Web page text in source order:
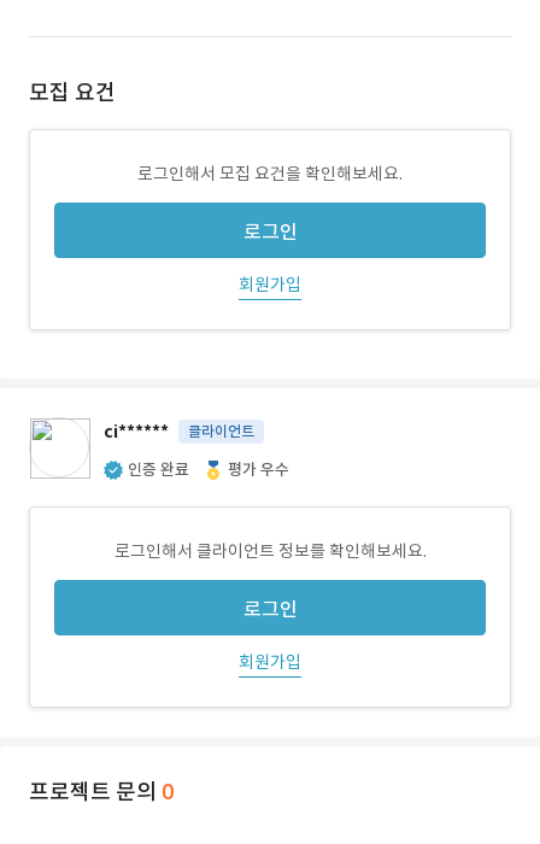
모집 요건
로그인해서 모집 요건을 확인해보세요.
로그인
회원가입
ci****** 클라이언트
인증 완료 평가 우수
로그인해서 클라이언트 정보를 확인해보세요.
로그인
회원가입
프로젝트 문의 0